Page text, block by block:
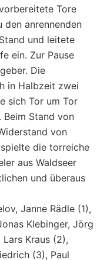
Tore
anrennenden
und leitete
ein. Zur Pause
Die
in Halbzeit zwei
sich Tor um Tor
Beim Stand von
von
die torreiche
aus Waldseer
und überaus
Janne Rädle (1),
Klebinger, Jörg
Kraus (2),
(3), Paul